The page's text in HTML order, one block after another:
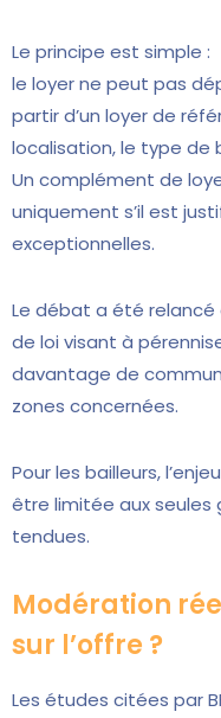
Le principe est simple :
le loyer ne peut pas
partir d’un loyer de
localisation, le type de
Un complément de
uniquement s’il est
exceptionnelles.
Le débat a été relancé
de loi visant à
davantage de
zones concernées.
Pour les bailleurs,
être limitée aux
tendues.
Modération
sur l’offre ?
Les études citées par